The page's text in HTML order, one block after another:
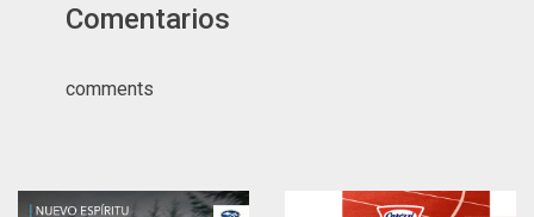
Comentarios
comments